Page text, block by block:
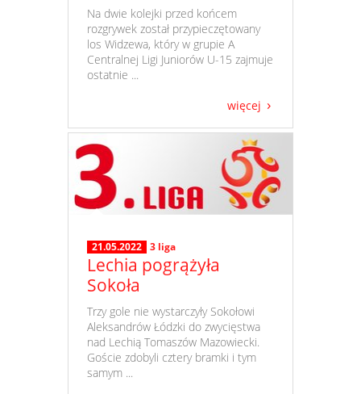
​ Na dwie kolejki przed końcem
rozgrywek został przypieczętowany
los Widzewa, który w grupie A
Centralnej Ligi Juniorów U-15 zajmuje
ostatnie ...
więcej
21.05.2022 3 liga
Lechia pogrążyła
Sokoła
​ Trzy gole nie wystarczyły Sokołowi
Aleksandrów Łódzki do zwycięstwa
nad Lechią Tomaszów Mazowiecki.
Goście zdobyli cztery bramki i tym
samym ...